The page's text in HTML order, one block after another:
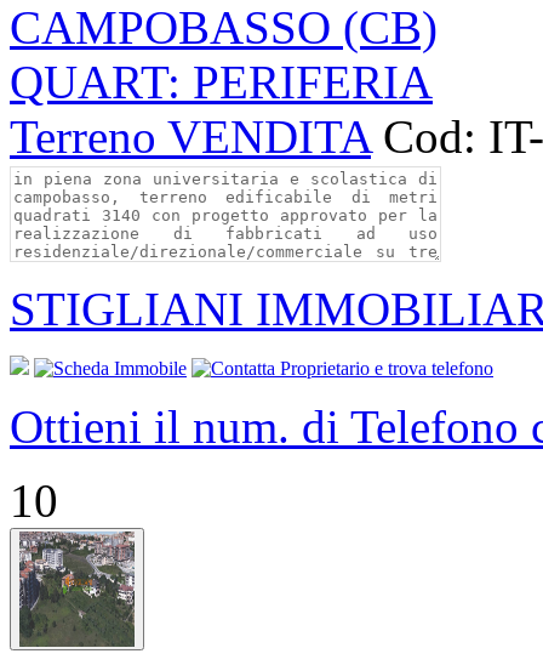
CAMPOBASSO (CB)
QUART: PERIFERIA
Terreno VENDITA Cod:
STIGLIANI
Ottieni il num. di Telefono
10